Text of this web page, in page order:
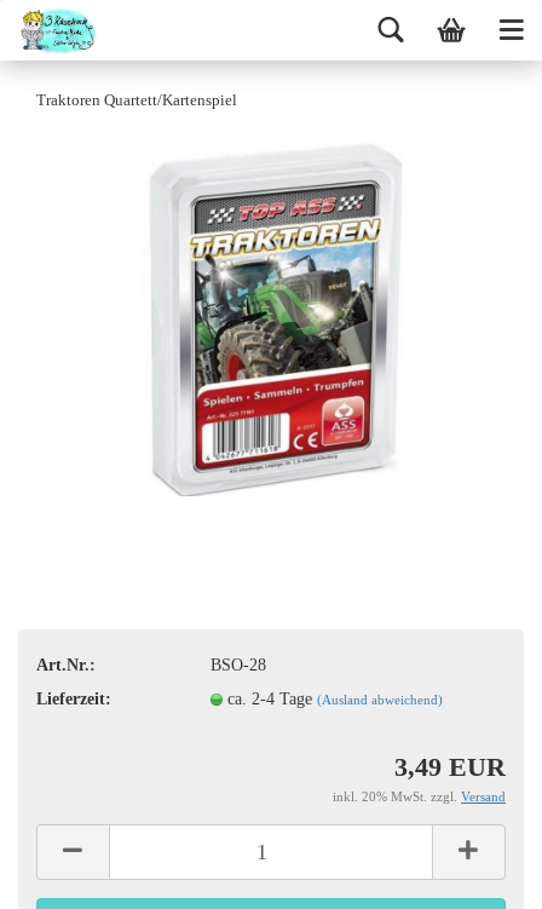
Traktoren Quartett/Kartenspiel
Art.Nr.:
BSO-28
Lieferzeit:
ca. 2-4 Tage(Ausland abweichend)
3,49 EUR
inkl. 20% MwSt. zzgl. Versand